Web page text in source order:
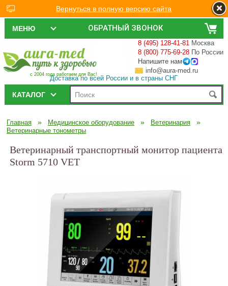
ОБРАТНЫЙ ЗВОНОК
МЕНЮ
с 2004 года работаем для Вас!
8 (495) 128-41-81 Москва
8 (800) 775-69-28 По России
Напишите нам
info@aura-med.ru
Доставка по всей России и в страны СНГ
КАТАЛОГ
Главная » Медицинское оборудование » Ветеринария »
Ветеринарные тонометры
Ветеринарный транспортный монитор пациента
Storm 5710 VET
Вернуться в полную версию сайта